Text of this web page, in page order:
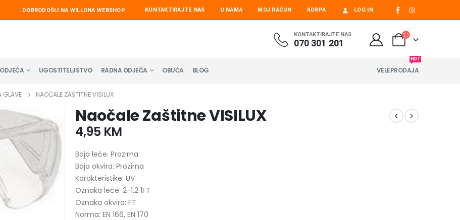
DOBRODOŠLI NA WILLONA WEBSHOP KONTAKTIRAJTE NAS O NAMA MOJ RAČUN KORPA LOG IN
KONTAKTIRAJTE NAS
070 301 201
UGOSTITELJSTVO RADNA ODJEĆA OBUĆA BLOG VELEPRODAJA
HOT
GLAVE NAOČALE ZAŠTITNE VISILUX
Naočale Zaštitne VISILUX
4,95 KM
Boja leće: Prozirna
Boja okvira: Prozirna
Karakteristike: UV
Oznaka leće: 2-1.2 1FT
Oznaka okvira: FT
Norma: EN 166, EN 170